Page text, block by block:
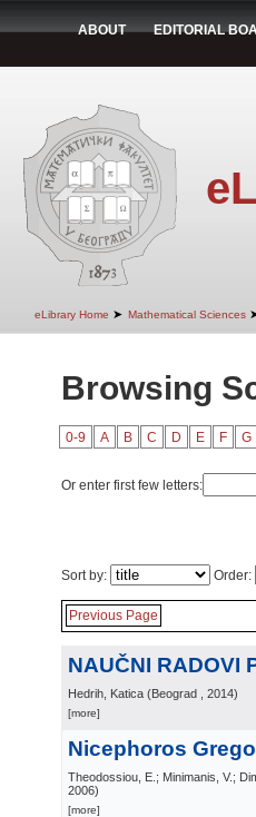
ABOUT EDITORIAL
eLibrary Home ➤ Mathematical Sciences
Browsing
0-9 A B C D E F G
Or enter first few letters:
Sort by: Order:
Previous Page
NAUČNI RADOVI
Hedrih, Katica (Beograd , 2014)
[more]
Nicephoros
Theodossiou, E.; Minimanis, V.;
2006)
[more]